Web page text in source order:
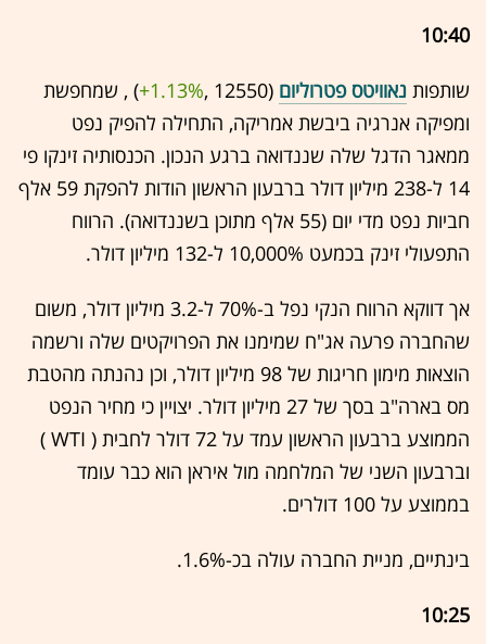
10:40
שותפות נאוויטס פטרוליום (12550 ,‎
+1.13%‏) , שמחפשת
ומפיקה אנרגיה ביבשת אמריקה, התחילה להפיק נפט
ממאגר הדגל שלה שננדואה ברגע הנכון. הכנסותיה זינקו פי
14 ל-238 מיליון דולר ברבעון הראשון הודות להפקת 59 אלף
חביות נפט מדי יום (55 אלף מתוכן בשננדואה). הרווח
התפעולי זינק בכמעט 10,000% ל-132 מיליון דולר.
אך דווקא הרווח הנקי נפל ב-70% ל-3.2 מיליון דולר, משום
שהחברה פרעה אג"ח שמימנו את הפרויקטים שלה ורשמה
הוצאות מימון חריגות של 98 מיליון דולר, וכן נהנתה מהטבת
מס בארה"ב בסך של 27 מיליון דולר. יצויין כי מחיר הנפט
הממוצע ברבעון הראשון עמד על 72 דולר לחבית ( WTI )
וברבעון השני של המלחמה מול איראן הוא כבר עומד
בממוצע על 100 דולרים.
בינתיים, מניית החברה עולה בכ-1.6%.
10:25